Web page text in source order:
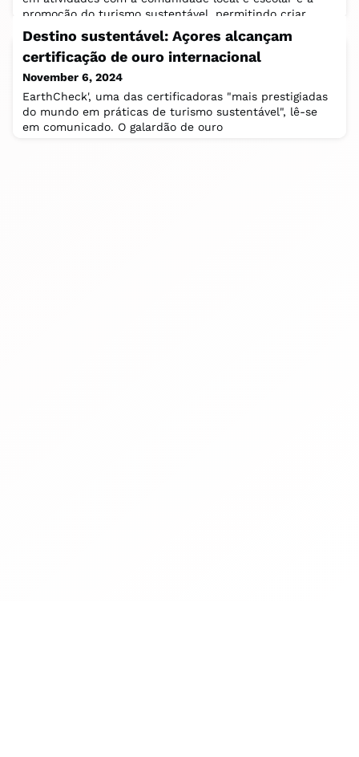
promoção do turismo sustentável, permitindo criar
novas oportunidades e serviços para o
Destino sustentável: Açores alcançam
certificação de ouro internacional
November 6, 2024
EarthCheck', uma das certificadoras "mais prestigiadas
do mundo em práticas de turismo sustentável", lê-se
em comunicado. O galardão de ouro